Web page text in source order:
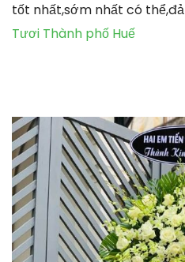
tốt nhất,sớm nhất có
Tươi Thành phố Huế